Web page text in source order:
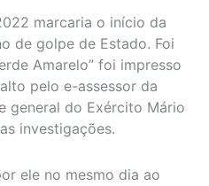
marcaria o início da
de golpe de Estado. Foi
Amarelo” foi impresso
pelo e-assessor da
general do Exército Mário
investigações.
ele no mesmo dia ao